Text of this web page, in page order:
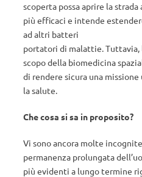
scoperta possa aprire la
più efficaci e intende
ad altri batteri
portatori di malattie. Tuttavia,
scopo della biomedicina
di rendere sicura una
la salute.
Che cosa si sa in proposito?
Vi sono ancora molte
permanenza prolungata
più evidenti a lungo termine